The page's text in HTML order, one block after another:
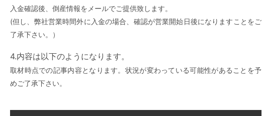
入金確認後、倒産情報をメールでご提供致します。
(但し、弊社営業時間外に入金の場合、確認が営業開始日後になりますことをご
了承下さい。）
4.内容は以下のようになります。
取材時点での記事内容となります。状況が変わっている可能性があることを予
めご了承下さい。